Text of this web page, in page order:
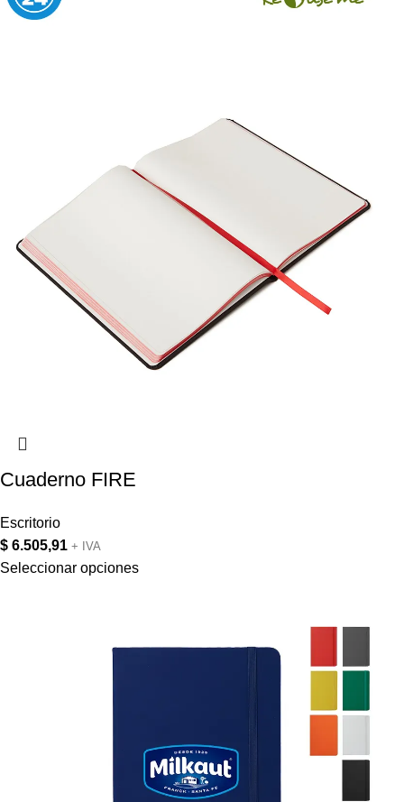
Cuaderno FIRE
Escritorio
$ 6.505,91 + IVA
Seleccionar opciones